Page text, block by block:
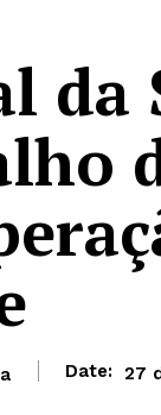
da
Date: 27